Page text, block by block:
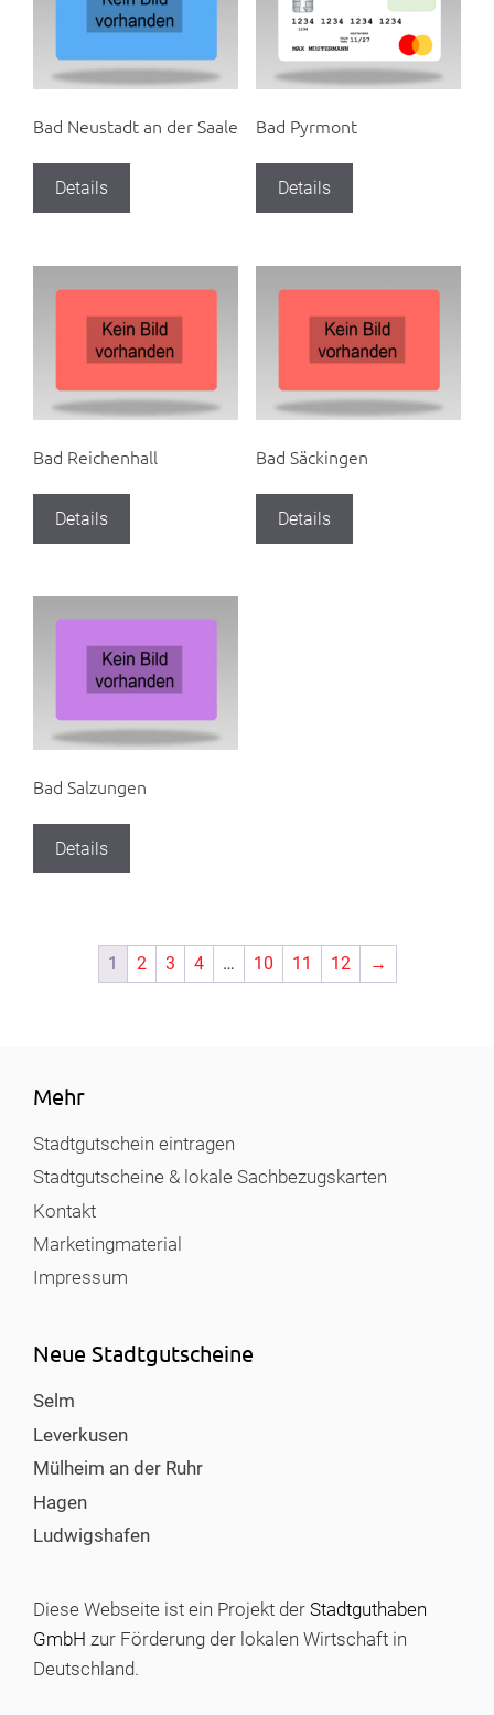
Bad Neustadt an der Saale
Details
Bad Pyrmont
Details
Bad Reichenhall
Details
Bad Säckingen
Details
Bad Salzungen
Details
1 2 3 4 … 10 11 12 →
Mehr
Stadtgutschein eintragen
Stadtgutscheine & lokale Sachbezugskarten
Kontakt
Marketingmaterial
Impressum
Neue Stadtgutscheine
Selm
Leverkusen
Mülheim an der Ruhr
Hagen
Ludwigshafen
Diese Webseite ist ein Projekt der Stadtguthaben
GmbH zur Förderung der lokalen Wirtschaft in
Deutschland.